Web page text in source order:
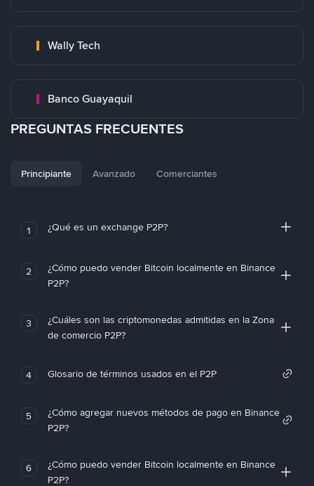
Wally Tech
Banco Guayaquil
PREGUNTAS FRECUENTES
Principiante Avanzado Comerciantes
1 ¿Qué es un exchange P2P?
2
¿Cómo puedo vender Bitcoin localmente en Binance
P2P?
3
¿Cuáles son las criptomonedas admitidas en la Zona
de comercio P2P?
4 Glosario de términos usados en el P2P
5
¿Cómo agregar nuevos métodos de pago en Binance
P2P?
6
¿Cómo puedo vender Bitcoin localmente en Binance
P2P?